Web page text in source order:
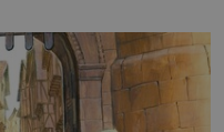
zemí a k tomu